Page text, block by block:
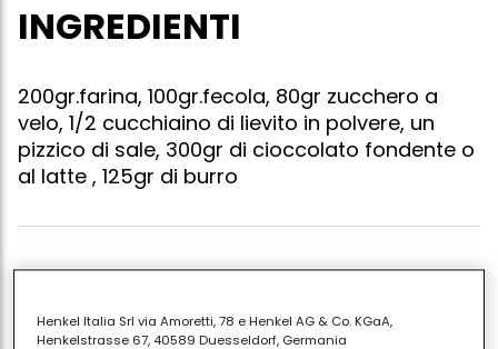
INGREDIENTI
200gr.farina, 100gr.fecola, 80gr zucchero a
velo, 1/2 cucchiaino di lievito in polvere, un
pizzico di sale, 300gr di cioccolato fondente o
al latte , 125gr di burro
Miscelare farina fecola zucchero lievito e un pizzico
bastoncini lunghi 7cm e spessi 1/2 cm cuocere in
Henkel Italia Srl via Amoretti, 78 e Henkel AG & Co. KGaA,
Henkelstrasse 67, 40589 Duesseldorf, Germania